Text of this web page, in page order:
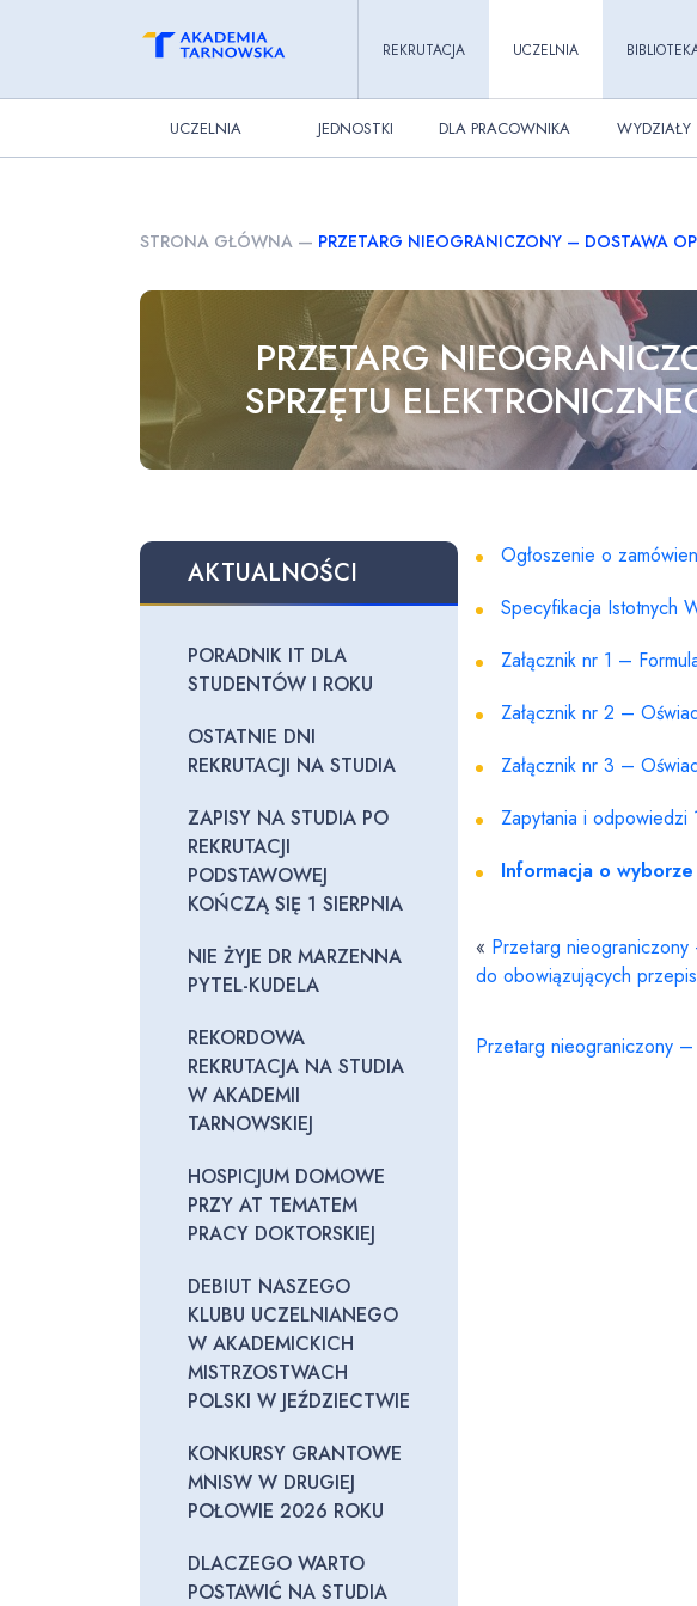
REKRUTACJA UCZELNIA
UCZELNIA JEDNOSTKI DLA PRACOWNIKA WYDZIAŁY
STRONA GŁÓWNA — PRZETARG NIEOGRANICZONY – DOSTAWA
PRZETARG
SPRZĘTU
AKTUALNOŚCI
PORADNIK IT DLA
STUDENTÓW I ROKU
OSTATNIE DNI
REKRUTACJI NA STUDIA
ZAPISY NA STUDIA PO
REKRUTACJI
PODSTAWOWEJ
KOŃCZĄ SIĘ 1 SIERPNIA
NIE ŻYJE DR MARZENNA
PYTEL-KUDELA
REKORDOWA
REKRUTACJA NA STUDIA
W AKADEMII
TARNOWSKIEJ
HOSPICJUM DOMOWE
PRZY AT TEMATEM
PRACY DOKTORSKIEJ
DEBIUT NASZEGO
KLUBU UCZELNIANEGO
W AKADEMICKICH
MISTRZOSTWACH
POLSKI W JEŹDZIECTWIE
KONKURSY GRANTOWE
MNISW W DRUGIEJ
POŁOWIE 2026 ROKU
DLACZEGO WARTO
POSTAWIĆ NA STUDIA
Ogłoszenie o
Specyfikacja Istotnych
Załącznik nr 1 –
Załącznik nr 2 –
Załącznik nr 3 –
Zapytania i odpowiedzi
Informacja o
« Przetarg
do obowiązujących
Przetarg nieograniczony –